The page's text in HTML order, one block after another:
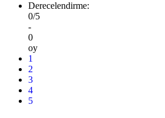
Derecelendirme:
0/5
-
0
oy
1
2
3
4
5